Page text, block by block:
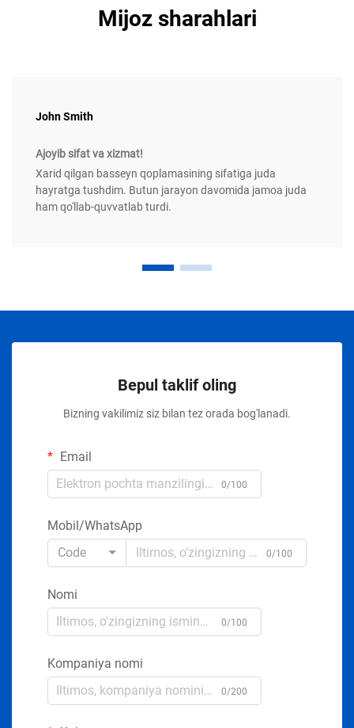
Mijoz sharahlari
John Smith
Ajoyib sifat va xizmat!
Xarid qilgan basseyn qoplamasining sifatiga juda
hayratga tushdim. Butun jarayon davomida jamoa juda
ham qo'llab-quvvatlab turdi.
Bepul taklif oling
Bizning vakilimiz siz bilan tez orada bog'lanadi.
Email
0/100
Mobil/WhatsApp
Code
0/100
Nomi
0/100
Kompaniya nomi
0/200